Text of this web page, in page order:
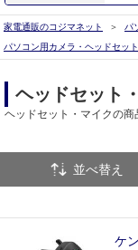
家電通販のコジマネット パ
パソコン用カメラ・ヘッドセット
ヘッドセット
ヘッドセット・マイクの商
並べ替え
ケ